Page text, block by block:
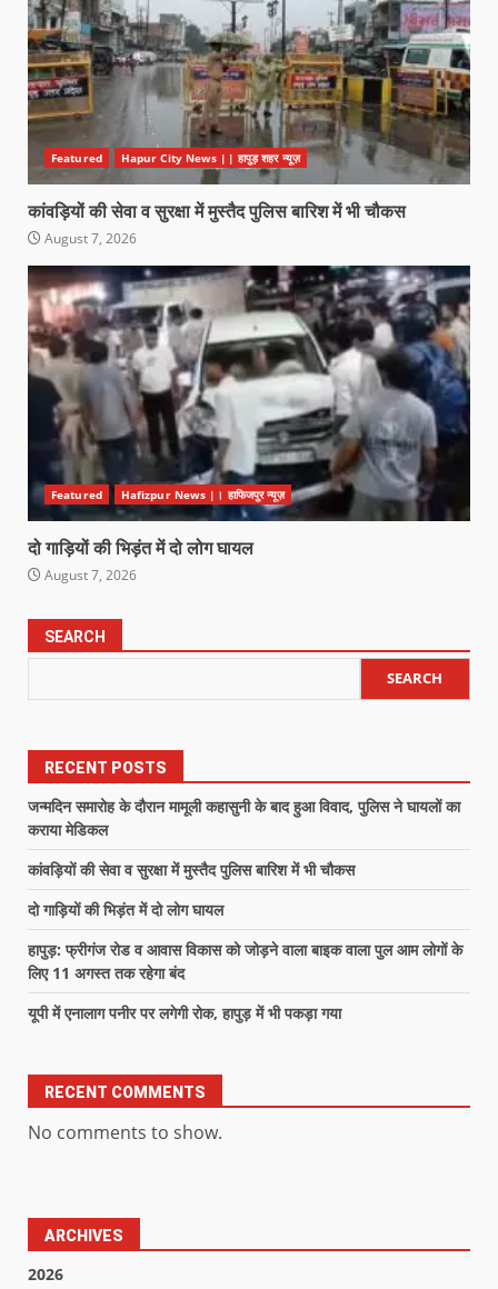
Featured Hapur City News || हापुड़ शहर न्यूज़
कांवड़ियों की सेवा व सुरक्षा में मुस्तैद पुलिस बारिश में भी चौकस
August 7, 2026
Featured Hafizpur News |। हाफिजपुर न्यूज़
दो गाड़ियों की भिड़ंत में दो लोग घायल
August 7, 2026
SEARCH
SEARCH
RECENT POSTS
जन्मदिन समारोह के दौरान मामूली कहासुनी के बाद हुआ विवाद, पुलिस ने घायलों का
कराया मेडिकल
कांवड़ियों की सेवा व सुरक्षा में मुस्तैद पुलिस बारिश में भी चौकस
दो गाड़ियों की भिड़ंत में दो लोग घायल
हापुड़: फ्रीगंज रोड व आवास विकास को जोड़ने वाला बाइक वाला पुल आम लोगों के
लिए 11 अगस्त तक रहेगा बंद
यूपी में एनालाग पनीर पर लगेगी रोक, हापुड़ में भी पकड़ा गया
RECENT COMMENTS
No comments to show.
ARCHIVES
2026